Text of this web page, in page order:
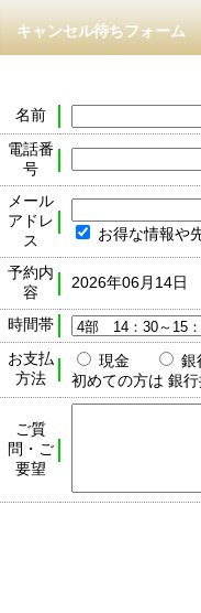
キャンセル待ちフォーム
名前
電話番
号
メール
アドレ
ス
お得な情報や
予約内
容
2026年06月14日
時間帯
お支払
方法
現金
銀
初めての方は 銀行
ご質
問・ご
要望